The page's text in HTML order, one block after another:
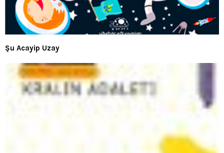
Şu Acayip Uzay